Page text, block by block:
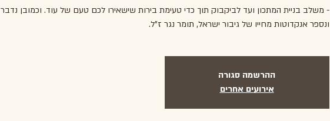
- משלב בניית המתכון ועד לביקבוק תוך כדי טעימת בירות שישאירו לכם טעם של עוד. וכמובן נדבר
ונספר אנקדוטות מחייו של גיבור ישראל, תומר נגר ז"ל.
ההרשמה סגורה
אירועים אחרים